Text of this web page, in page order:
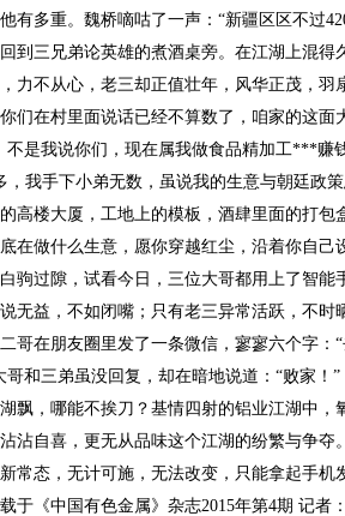
有多重。魏桥嘀咕了一声：“新疆区区不过
到三兄弟论英雄的煮酒桌旁。在江湖上混
力不从心，老三却正值壮年，风华正茂，
们在村里面说话已经不算数了，咱家的这
不是我说你们，现在属我做食品精加工***
我手下小弟无数，虽说我的生意与朝廷政
高楼大厦，工地上的模板，酒肆里面的打
在做什么生意，愿你穿越红尘，沿着你自己
驹过隙，试看今日，三位大哥都用上了智
无益，不如闭嘴；只有老三异常活跃，不时
哥在朋友圈里发了一条微信，寥寥六个字
哥和三弟虽没回复，却在暗地说道：“败家！”
飘，哪能不挨刀？基情四射的铝业江湖中
沾自喜，更无从品味这个江湖的纷繁与争
常态，无计可施，无法改变，只能拿起手
于《中国有色金属》杂志2015年第4期 记者：